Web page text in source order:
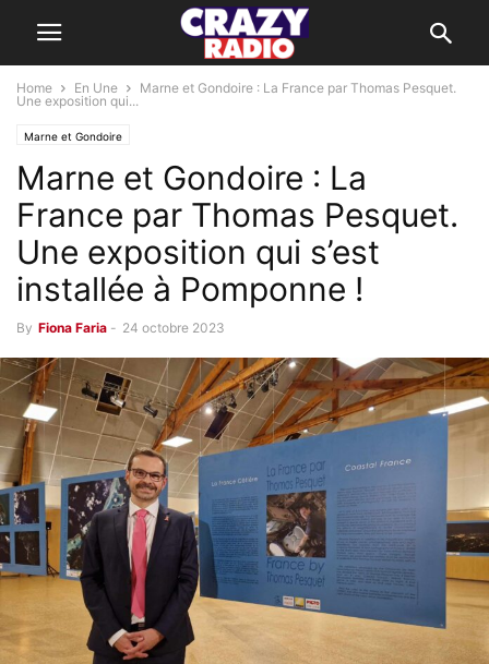
Home En Une
Marne et Gondoire : La France par Thomas Pesquet.
Une exposition qui...
Marne et Gondoire
Marne et Gondoire : La
France par Thomas Pesquet.
Une exposition qui s’est
installée à Pomponne !
By Fiona Faria - 24 octobre 2023